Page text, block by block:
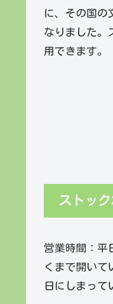
に、その国の
なりました。
用できます。
ストッ
営業時間：平
くまで開いて
日にしまって